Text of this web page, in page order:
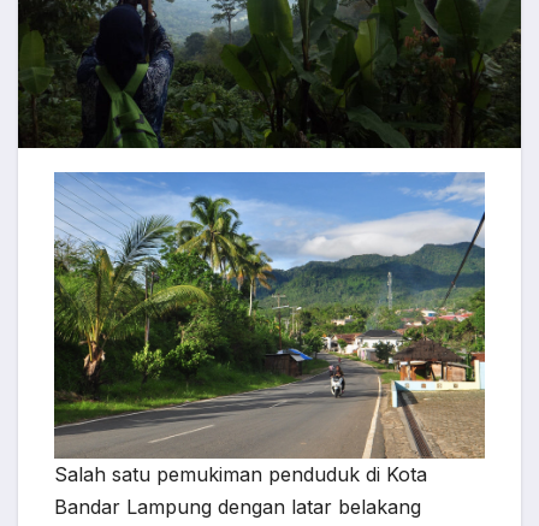
Salah satu pemukiman penduduk di Kota
Bandar Lampung dengan latar belakang